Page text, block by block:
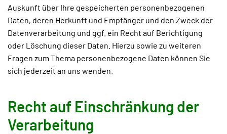
Auskunft über Ihre gespeicherten personenbezogenen
Daten, deren Herkunft und Empfänger und den Zweck der
Datenverarbeitung und ggf. ein Recht auf Berichtigung
oder Löschung dieser Daten. Hierzu sowie zu weiteren
Fragen zum Thema personenbezogene Daten können Sie
sich jederzeit an uns wenden.
Recht auf Einschränkung der
Verarbeitung